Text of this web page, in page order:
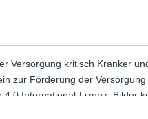
Versorgung kritisch Kranker
Förderung der
International-Lizenz. Bilder